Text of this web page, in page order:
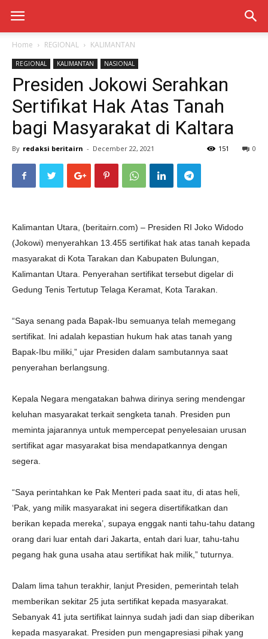
Home REGIONAL KALIMANTAN
REGIONAL KALIMANTAN NASIONAL
Presiden Jokowi Serahkan
Sertifikat Hak Atas Tanah
bagi Masyarakat di Kaltara
By redaksi beritairn - December 22, 2021 0
151
Kalimantan Utara, (beritairn.com) – Presiden RI Joko Widodo
(Jokowi) menyerahkan 13.455 sertifikat hak atas tanah kepada
masyarakat di Kota Tarakan dan Kabupaten Bulungan,
Kalimantan Utara. Penyerahan sertifikat tersebut digelar di
Gedung Tenis Tertutup Telaga Keramat, Kota Tarakan.
“Saya senang pada Bapak-Ibu semuanya telah memegang
sertifikat. Ini adalah kepastian hukum hak atas tanah yang
Bapak-Ibu miliki,” ujar Presiden dalam sambutannya saat
penyerahan berlangsung.
Kepala Negara mengatakan bahwa dirinya sering mendengar
keluhan masyarakat terkait sengketa tanah. Presiden pun
meminta jajarannya untuk mempercepat penyelesaian urusan
sertifikat agar masyarakat bisa mendapatkannya dengan
segera.
“Saya perintahkan ke Pak Menteri pada saat itu, di atas heli,
‘Pak, yang milik masyarakat ini segera disertifikatkan dan
berikan kepada mereka’, supaya enggak nanti tahu-tahu datang
orang dari luar entah dari Jakarta, entah dari luar, tahu-tahu
pegang hak guna usaha atau sertifikat hak milik,” tuturnya.
Dalam lima tahun terakhir, lanjut Presiden, pemerintah telah
memberikan sekitar 25 juta sertifikat kepada masyarakat.
Sebanyak 41 juta sertifikat lainnya sudah jadi dan siap diberikan
kepada masyarakat. Presiden pun mengapresiasi pihak yang